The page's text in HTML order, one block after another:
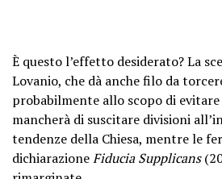
È questo l’effetto desiderato? La
Lovanio, che dà anche filo da
probabilmente allo scopo di
mancherà di suscitare divisioni
tendenze della Chiesa, mentre le
dichiarazioneFiducia Supplicans